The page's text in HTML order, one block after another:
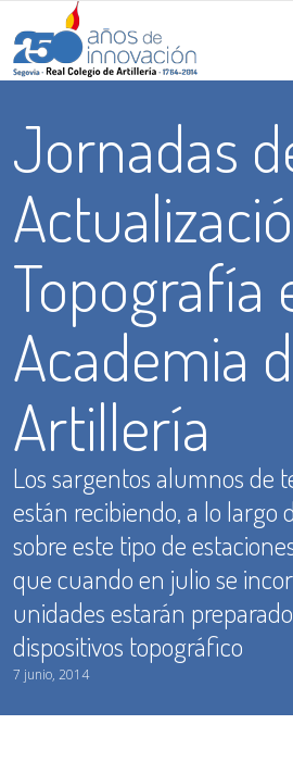
Jornadas
Topografía
Academia
Artillería
Los sargentos alumnos de
están recibiendo, a lo largo
sobre este tipo de
que cuando en julio se
unidades estarán
dispositivos topográfico
7 junio, 2014